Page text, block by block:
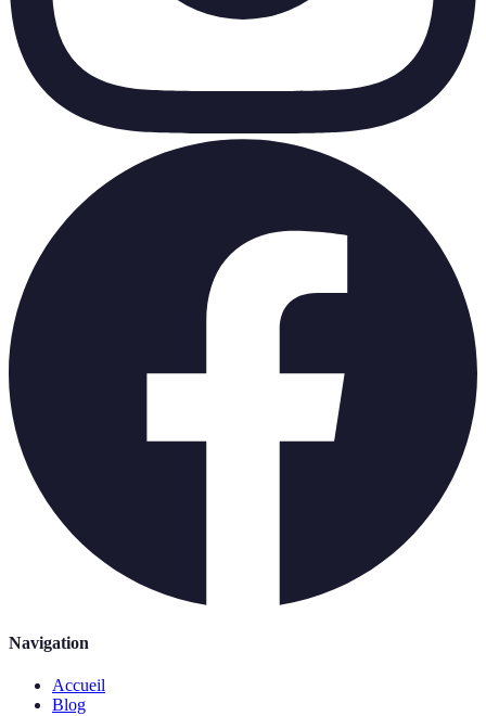
Navigation
Accueil
Blog